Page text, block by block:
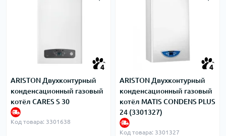
4
ARISTON Двухконтурный
конденсационный газовый
котёл CARES S 30
Код товара: 3301638
4
ARISTON Двухконтурный
конденсационный газовый
котёл MATIS CONDENS PLUS
24 (3301327)
Код товара: 3301327